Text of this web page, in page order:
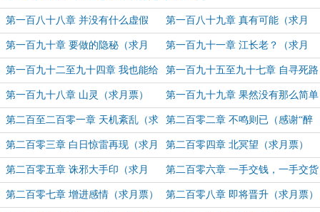
沈长青？（二合一章节 求月票）
第一百八十八章 并没有什么虚假
（求月票）
第一百八十九章 真有可能（求月
票）
第一百九十章 要做的隐秘（求月
票）
第一百九十一章 江长老？（求月
票）
第一百九十二至九十四章 我也能给
（感谢“聆听秋黄”盟主打赏 三合一
章节）
第一百九十五至九十七章 自寻死路
（三合一章节 月票加更）
第一百九十八章 山灵（求月票） 第一百九十九章 果然没有那么简单
（求月票）
第二百至二百零一章 天机紊乱（求
月票）
第二百零二章 不鸣则已（感谢“醉
牛”盟主打赏）
第二百零三章 白日惊雷再现（求月
票）
第二百零四章 北冥望（求月票）
第二百零五章 诛邪大手印（求月
票）
第二百零六章 一手交钱，一手交货
（求月票）
第二百零七章 增进感情（求月票） 第二百零八章 即将晋升（求月票）